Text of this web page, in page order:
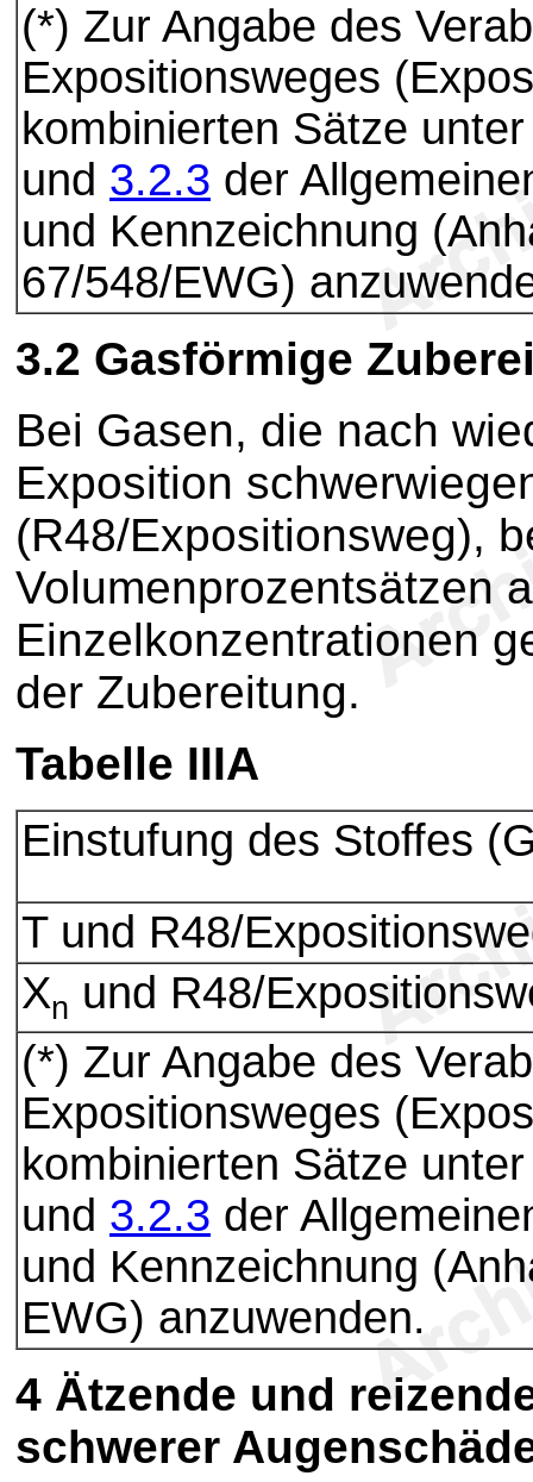
(*) Zur Angabe des
Expositionsweges
kombinierten Sätze
und 3.2.3 der
und Kennzeichnung
67/548/EWG)
3.2 Gasförmige
Bei Gasen, die nach
Exposition
(R48/Expositionsweg),
Volumenprozentsätzen
Einzelkonzentrationen
der Zubereitung.
Tabelle IIIA
Einstufung des Stoffes
T und R48/
Xn und R48/
(*) Zur Angabe des
Expositionsweges
kombinierten Sätze
und 3.2.3 der
und Kennzeichnung
EWG) anzuwenden.
4 Ätzende und
schwerer